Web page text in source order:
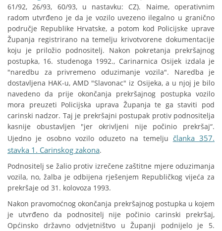
61/92, 26/93, 60/93, u nastavku: CZ). Naime, operativnim
radom utvrđeno je da je vozilo uvezeno ilegalno u granično
područje Republike Hrvatske, a potom kod Policijske uprave
Županja registrirano na temelju krivotvorene dokumentacije
koju je priložio podnositelj. Nakon pokretanja prekršajnog
postupka, 16. studenoga 1992., Carinarnica Osijek izdala je
"naredbu za privremeno oduzimanje vozila". Naredba je
dostavljena HAK-u, AMD "Slavonac" iz Osijeka, a u njoj je bilo
navedeno da prije okončanja prekršajnog postupka vozilo
mora preuzeti Policijska uprava Županja te ga staviti pod
carinski nadzor. Taj je prekršajni postupak protiv podnositelja
kasnije obustavljen "jer okrivljeni nije počinio prekršaj“.
Ujedno je osobno vozilo oduzeto na temelju članka 357.
stavka 1. Carinskog zakona.
Podnositelj se žalio protiv izrečene zaštitne mjere oduzimanja
vozila, no, žalba je odbijena rješenjem Republičkog vijeća za
prekršaje od 31. kolovoza 1993.
Nakon pravomoćnog okončanja prekršajnog postupka u kojem
je utvrđeno da podnositelj nije počinio carinski prekršaj,
Općinsko državno odvjetništvo u Županji podnijelo je 5.